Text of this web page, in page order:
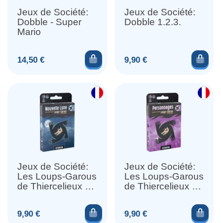
Jeux de Société:
Dobble - Super
Mario
Prix
14,50 € Ajouter au panier
Jeux de Société:
Dobble 1.2.3.
Prix
9,90 €
Jeux de Société:
Les Loups-Garous
de Thiercelieux -
Prix
9,90 € Ajouter au panier
Jeux de Société:
Les Loups-Garous
de Thiercelieux -
Prix
9,90 €